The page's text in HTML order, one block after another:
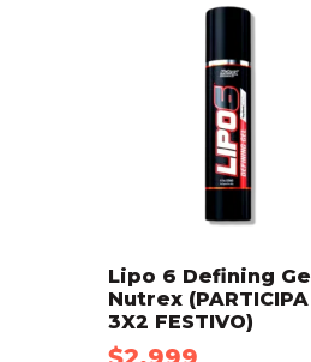
Lipo 6 Defining Gel
Nutrex (PARTICIPA
3X2 FESTIVO)